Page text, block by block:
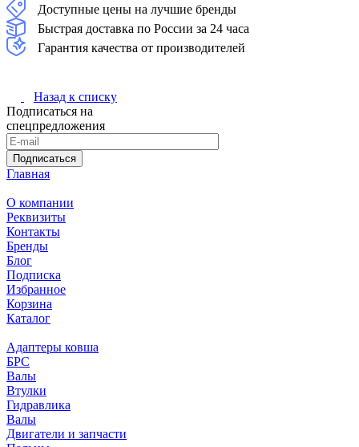
Доступные цены на лучшие бренды
Быстрая доставка по России за 24 часа
Гарантия качества от производителей
Назад к списку
Подписаться на
спецпредложения
Подписаться
Главная
О компании
Реквизиты
Контакты
Бренды
Блог
Подписка
Избранное
Корзина
Каталог
Адаптеры ковша
БРС
Валы
Втулки
Гидравлика
Валы
Двигатели и запчасти